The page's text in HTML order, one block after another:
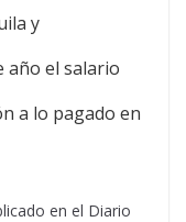
y
año el salario
a lo pagado en
en el Diario